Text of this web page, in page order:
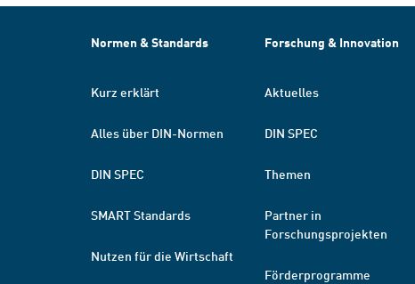
Normen & Standards
Kurz erklärt
Alles über DIN-Normen
DIN SPEC
SMART Standards
Nutzen für die Wirtschaft
Forschung & Innovation
Aktuelles
DIN SPEC
Themen
Partner in
Forschungsprojekten
Förderprogramme